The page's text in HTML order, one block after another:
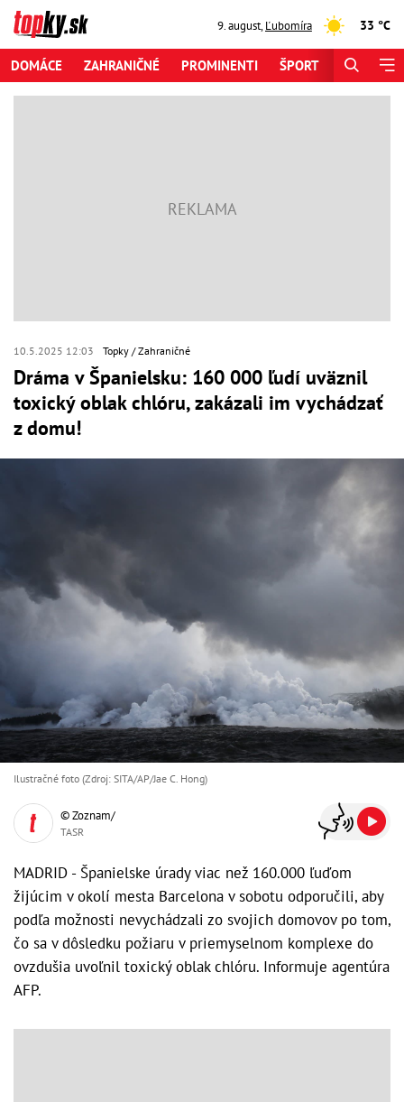
9. august,Ľubomíra 33 °C
DOMÁCE ZAHRANIČNÉ PROMINENTI ŠPORT
10.5.2025 12:03 Topky Zahraničné
Dráma v Španielsku: 160 000 ľudí uväznil
toxický oblak chlóru, zakázali im vychádzať
z domu!
Ilustračné foto (Zdroj: SITA/AP/Jae C. Hong)
© Zoznam/
TASR
MADRID - Španielske úrady viac než 160.000 ľuďom
žijúcim v okolí mesta Barcelona v sobotu odporučili, aby
podľa možnosti nevychádzali zo svojich domovov po tom,
čo sa v dôsledku požiaru v priemyselnom komplexe do
ovzdušia uvoľnil toxický oblak chlóru. Informuje agentúra
AFP.